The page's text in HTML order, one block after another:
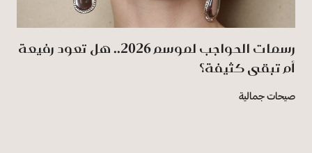
رسمات الحواجب لموسم 2026.. هل تعود رفيعة
أم تبقى كثيفة؟
صيحات جمالية